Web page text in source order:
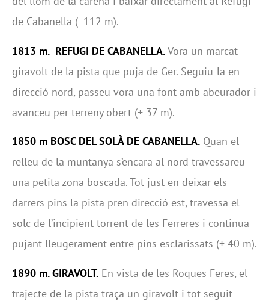
de Cabanella (- 112 m).
1813 m. REFUGI DE CABANELLA.Vora un marcat
giravolt de la pista que puja de Ger. Seguiu-la en
direcció nord, passeu vora una font amb abeurador i
avanceu per terreny obert (+ 37 m).
1850 m BOSC DEL SOLÀ DE CABANELLA. Quan el
relleu de la muntanya s’encara al nord travessareu
una petita zona boscada. Tot just en deixar els
darrers pins la pista pren direcció est, travessa el
solc de l’incipient torrent de les Ferreres i continua
pujant lleugerament entre pins esclarissats (+ 40 m).
1890 m. GIRAVOLT. En vista de les Roques Feres, el
trajecte de la pista traça un giravolt i tot seguit